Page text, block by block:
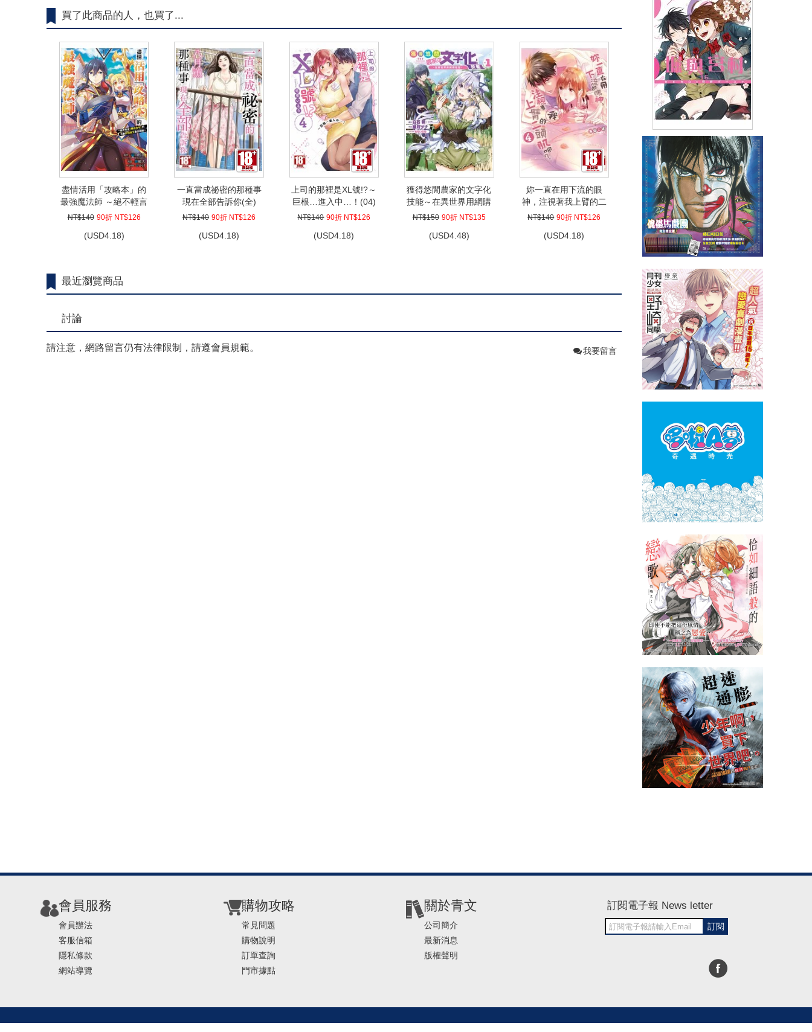
買了此商品的人，也買了...
盡情活用「攻略本」的
最強魔法師 ～絕不輕言
＜聽我命令＞的自創討
NT$140 90折 NT$126
(USD4.18)
一直當成祕密的那種事
現在全部告訴你(全)
NT$140 90折 NT$126
(USD4.18)
上司的那裡是XL號!?～
巨根…進入中…！(04)
NT$140 90折 NT$126
(USD4.18)
獲得悠閒農家的文字化
技能～在異世界用網購
經營～(01)
NT$150 90折 NT$135
(USD4.48)
妳一直在用下流的眼
神，注視著我上臂的二
頭肌吧？(04)
NT$140 90折 NT$126
(USD4.18)
最近瀏覽商品
討論
請注意，網路留言仍有法律限制，請遵會員規範。 我要留言
NT$180 90折 NT$162 (USD5.38)
堀與宮村(16)完 特別版
NT$140 90折 NT$126 (USD4.18)
會員服務
會員辦法
客服信箱
隱私條款
網站導覽
購物攻略
常見問題
購物說明
訂單查詢
門市據點
關於青文
公司簡介
最新消息
版權聲明
訂閱電子報 News letter
訂閱